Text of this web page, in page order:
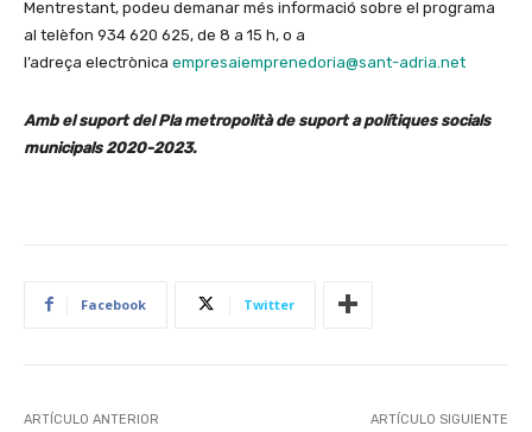
Mentrestant, podeu demanar més informació sobre el programa
al telèfon 934 620 625, de 8 a 15 h, o a
l’adreça electrònica empresaiemprenedoria@sant-adria.net
Amb el suport del Pla metropolità de suport a polítiques socials
municipals 2020-2023.
Facebook Twitter
ARTÍCULO ANTERIOR ARTÍCULO SIGUIENTE